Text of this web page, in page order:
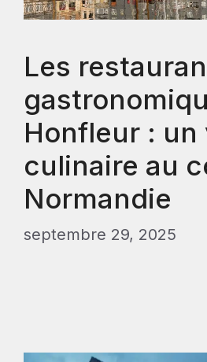
Les
Honfleur : un
culinaire au
Normandie
septembre 29, 2025